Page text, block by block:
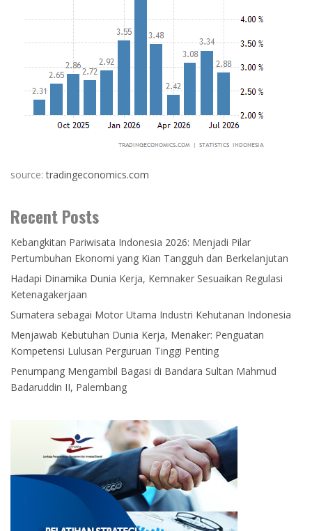
source:tradingeconomics.com
Recent Posts
Kebangkitan Pariwisata Indonesia 2026: Menjadi Pilar
Pertumbuhan Ekonomi yang Kian Tangguh dan Berkelanjutan
Hadapi Dinamika Dunia Kerja, Kemnaker Sesuaikan Regulasi
Ketenagakerjaan
Sumatera sebagai Motor Utama Industri Kehutanan Indonesia
Menjawab Kebutuhan Dunia Kerja, Menaker: Penguatan
Kompetensi Lulusan Perguruan Tinggi Penting
Penumpang Mengambil Bagasi di Bandara Sultan Mahmud
Badaruddin II, Palembang